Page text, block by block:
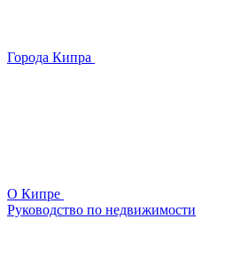
Города Кипра
О Кипре
Руководство по недвижимости